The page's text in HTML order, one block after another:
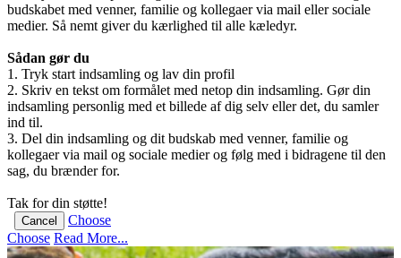
budskabet med venner, familie og kollegaer via mail eller sociale
medier. Så nemt giver du kærlighed til alle kæledyr.
Sådan gør du
1. Tryk start indsamling og lav din profil
2. Skriv en tekst om formålet med netop din indsamling. Gør din
indsamling personlig med et billede af dig selv eller det, du samler
ind til.
3. Del din indsamling og dit budskab med venner, familie og
kollegaer via mail og sociale medier og følg med i bidragene til den
sag, du brænder for.
Tak for din støtte!
Cancel
Choose
Choose Read More...